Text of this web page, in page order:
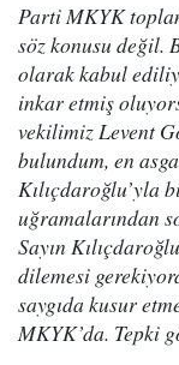
Parti MKYK
söz konusu değil.
olarak kabul
inkar etmiş
vekilimiz Levent
bulundum, en
Kılıçdaroğlu’yla
uğramalarından
Sayın
dilemesi
saygıda kusur
MKYK’da. Tepki